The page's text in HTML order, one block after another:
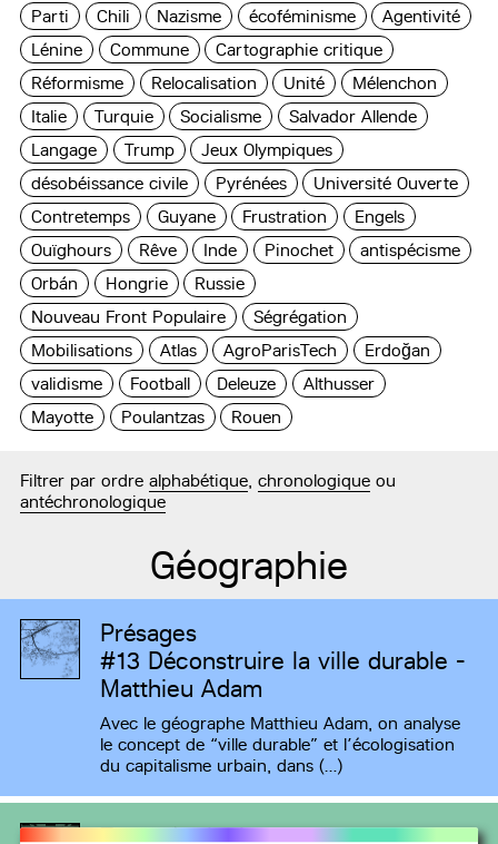
Parti
Chili Nazisme écoféminisme
Agentivité
Lénine
Commune
Cartographie critique
Réformisme
Relocalisation Unité
Mélenchon
Italie
Turquie Socialisme
Salvador Allende
Langage
Trump
Jeux Olympiques
désobéissance civile
Pyrénées
Université Ouverte
Contretemps
Guyane Frustration
Engels
Ouïghours
Rêve Inde Pinochet
antispécisme
Orbán
Hongrie
Russie
Nouveau Front Populaire
Ségrégation
Mobilisations
Atlas AgroParisTech
Erdoğan
validisme
Football Deleuze
Althusser
Mayotte
Poulantzas Rouen
Filtrer par ordrealphabétique,chronologique ou
antéchronologique
Géographie
Présages
#13 Déconstruire la ville durable -
Matthieu Adam
Avec le géographe Matthieu Adam, on analyse
le concept de “ville durable” et l’écologisation
du capitalisme urbain, dans (…)
Zoom écologie